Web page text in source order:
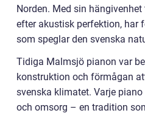
Norden. Med sin
efter akustisk perfektion, har
som speglar den svenska
Tidiga Malmsjö pianon var
konstruktion och förmågan
svenska klimatet. Varje
och omsorg – en tradition